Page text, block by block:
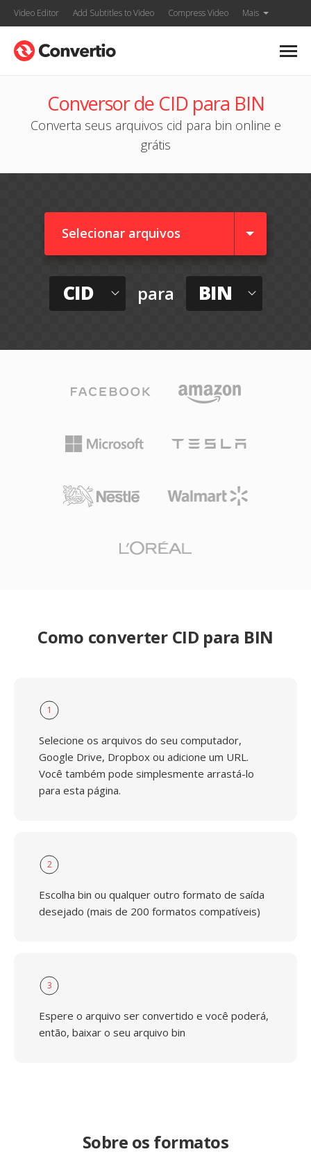
Video Editor Add Subtitles to Video Compress Video Mais
Conversor de CID para BIN
Converta seus arquivos cid para bin online e
grátis
Selecionar arquivos
CID para BIN
Como converter CID para BIN
1
Selecione os arquivos do seu computador,
Google Drive, Dropbox ou adicione um URL.
Você também pode simplesmente arrastá-lo
para esta página.
2
Escolha bin ou qualquer outro formato de saída
desejado (mais de 200 formatos compatíveis)
3
Espere o arquivo ser convertido e você poderá,
então, baixar o seu arquivo bin
Sobre os formatos